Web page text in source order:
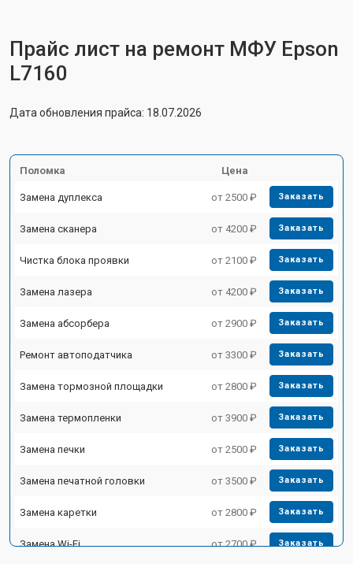
Прайс лист на ремонт МФУ Epson
L7160
Дата обновления прайса: 18.07.2026
Поломка Цена
Замена дуплекса от 2500 ₽ Заказать
Замена сканера от 4200 ₽ Заказать
Чистка блока проявки от 2100 ₽ Заказать
Замена лазера от 4200 ₽ Заказать
Замена абсорбера от 2900 ₽ Заказать
Ремонт автоподатчика от 3300 ₽ Заказать
Замена тормозной площадки от 2800 ₽ Заказать
Замена термопленки от 3900 ₽ Заказать
Замена печки от 2500 ₽ Заказать
Замена печатной головки от 3500 ₽ Заказать
Замена каретки от 2800 ₽ Заказать
Замена Wi-Fi от 2700 ₽ Заказать